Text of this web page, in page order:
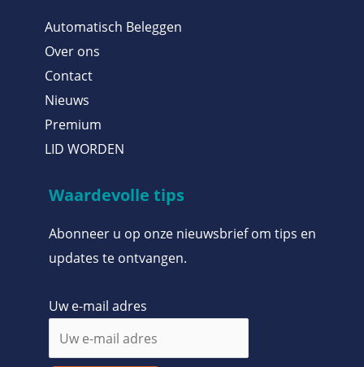
Automatisch Beleggen
Over ons
Contact
Nieuws
Premium
LID WORDEN
Waardevolle tips
Abonneer u op onze nieuwsbrief om tips en
updates te ontvangen.
Uw e-mail adres